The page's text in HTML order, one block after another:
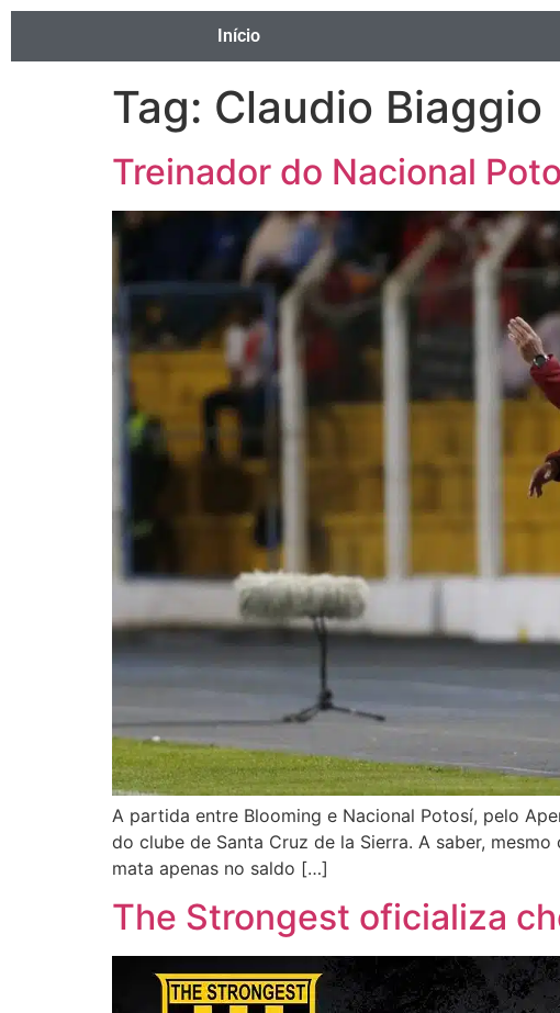
Início
Tag: Claudio Biaggio
Treinador do Nacional
A partida entre Blooming e Nacional Potosí, pelo
do clube de Santa Cruz de la Sierra. A saber,
mata apenas no saldo […]
The Strongest oficializa